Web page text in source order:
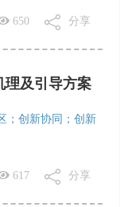
650 分享
理及引导方案
；创新协同；创新
617 分享